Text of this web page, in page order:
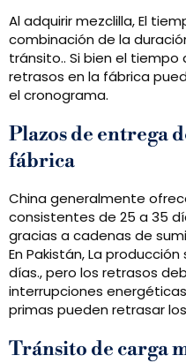
Al adquirir mezclilla, El
combinación de la
tránsito.. Si bien el tiempo
retrasos en la fábrica
el cronograma.
Plazos de entrega
fábrica
China generalmente
consistentes de 25 a 35
gracias a cadenas de
En Pakistán, La
días., pero los retrasos
interrupciones
primas pueden retrasar
Tránsito de carga